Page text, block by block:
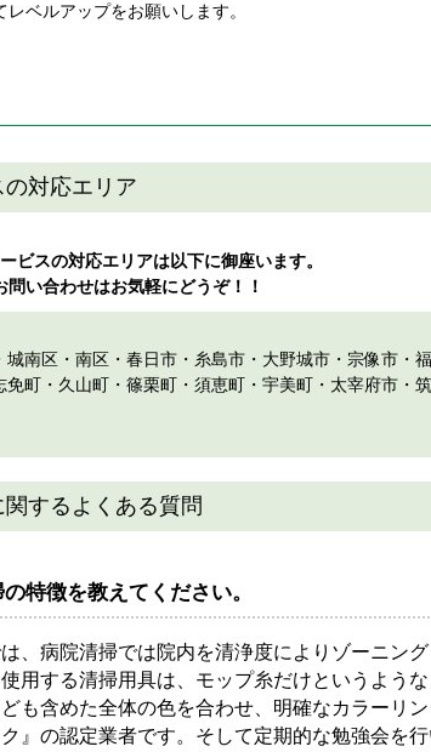
ベルアップをお願いします。
対応エリア
ビスの対応エリアは以下に御座います。
い合わせはお気軽にどうぞ！！
城南区・ 南区・春日市・糸島市・大野城市・宗像市・
町・久山町・篠栗町・須恵町・宇美町・太宰府市・
するよくある質問
特徴を教えてください。
、病院清掃では院内を清浄度によりゾーニン
用する清掃用具は、モップ糸だけというよう
も含めた全体の色を合わせ、明確なカラーリ
』の認定業者です。そして定期的な勉強会を